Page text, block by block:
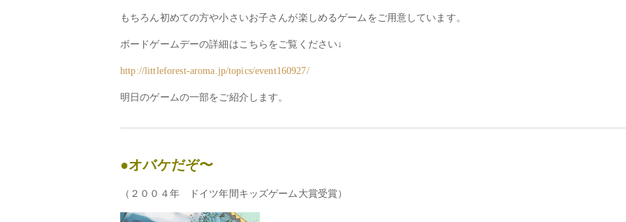
もちろん初めての方や小さいお子さんが楽しめるゲームをご用意しています。
ボードゲームデーの詳細はこちらをご覧ください↓
http://littleforest-aroma.jp/topics/event160927/
明日のゲームの一部をご紹介します。
●オバケだぞ〜
（２００４年 ドイツ年間キッズゲーム大賞受賞）